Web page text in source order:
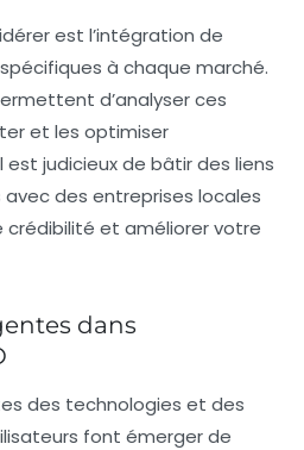
est l’intégration de
spécifiques à chaque marché.
d’analyser ces
et les optimiser
judicieux de bâtir des liens
des entreprises locales
et améliorer votre
dans
des technologies et des
font émerger de